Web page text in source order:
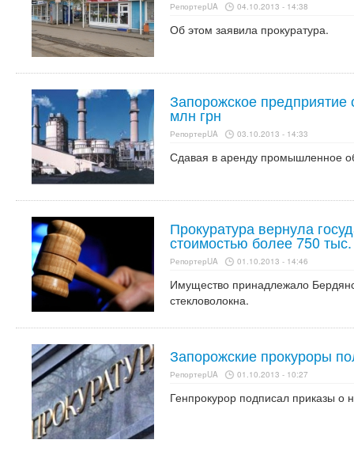
РепортерUA 04.10.2013 - 14:38
Об этом заявила прокуратура.
Запорожское предприятие
млн грн
РепортерUA 03.10.2013 - 14:33
Сдавая в аренду промышленное
Прокуратура вернула
стоимостью более 750 тыс.
РепортерUA 01.10.2013 - 14:46
Имущество принадлежало
стекловолокна.
Запорожские прокуроры
РепортерUA 01.10.2013 - 10:27
Генпрокурор подписал приказы о